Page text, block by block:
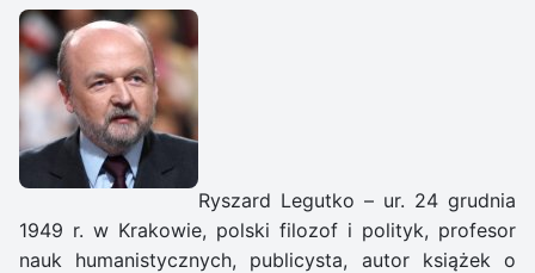
Ryszard Legutko – ur. 24 grudnia
1949 r. w Krakowie, polski filozof i polityk, profesor
nauk humanistycznych, publicysta, autor książek o